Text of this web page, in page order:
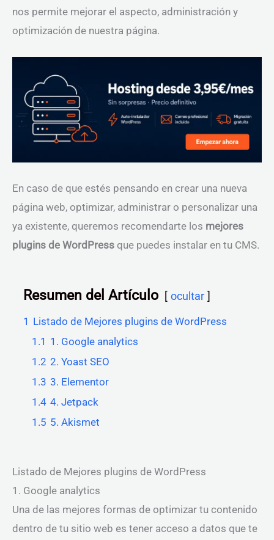
nos permite mejorar el aspecto, administración y
optimización de nuestra página.
En caso de que estés pensando en crear una nueva
página web, optimizar, administrar o personalizar una
ya existente, queremos recomendarte los mejores
plugins de WordPress que puedes instalar en tu CMS.
Resumen del Artículo ocultar
1 Listado de Mejores plugins de WordPress
1.1 1. Google analytics
1.2 2. Yoast SEO
1.3 3. Elementor
1.4 4. Jetpack
1.5 5. Akismet
Listado de Mejores plugins de WordPress
1. Google analytics
Una de las mejores formas de optimizar tu contenido
dentro de tu sitio web es tener acceso a datos que te